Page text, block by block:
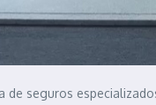
seguros